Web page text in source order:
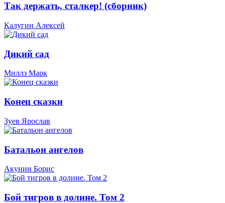
Так держать, сталкер! (сборник)
Калугин Алексей
Дикий сад
Миллз Марк
Конец сказки
Зуев Ярослав
Батальон ангелов
Акунин Борис
Бой тигров в долине. Том 2